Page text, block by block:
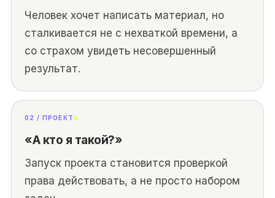
Человек хочет написать материал, но
сталкивается не с нехваткой времени, а
со страхом увидеть несовершенный
результат.
02 / ПРОЕКТ
«А кто я такой?»
Запуск проекта становится проверкой
права действовать, а не просто набором